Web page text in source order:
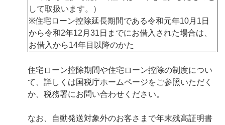
して取扱います。）
※住宅ローン控除延長期間である令和元年10月1日
から令和2年12月31日までにお借入された場合は、
お借入から14年目以降のかた
住宅ローン控除期間や住宅ローン控除の制度につい
て、詳しくは国税庁ホームページをご参照いただく
か、税務署にお問い合わせください。
なお、自動発送対象外のお客さまで年末残高証明書